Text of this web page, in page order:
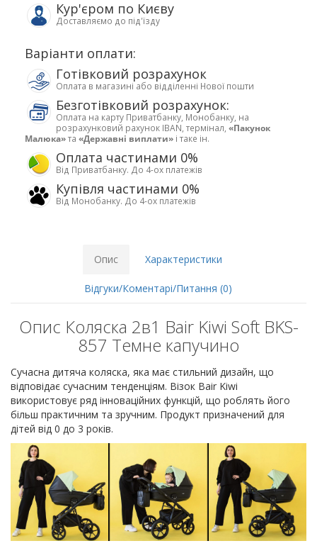
Кур'єром по Києву
Доставляємо до під'їзду
Варіанти оплати:
Готівковий розрахунок
Оплата в магазині або відділенні Нової пошти
Безготівковий розрахунок:
Оплата на карту Приватбанку, Монобанку, на
розрахунковий рахунок IBAN, термінал, «Пакунок
Малюка»та «Державні виплати» і таке ін.
Оплата частинами 0%
Від Приватбанку. До 4-ох платежів
Купівля частинами 0%
Від Монобанку. До 4-ох платежів
Опис Характеристики
Відгуки/Коментарі/Питання (0)
Опис Коляска 2в1 Bair Kiwi Soft BKS-
857 Темне капучино
Сучасна дитяча коляска, яка має стильний дизайн, що
відповідає сучасним тенденціям. Візок Bair Kiwi
використовує ряд інноваційних функцій, що роблять його
більш практичним та зручним. Продукт призначений для
дітей від 0 до 3 років.